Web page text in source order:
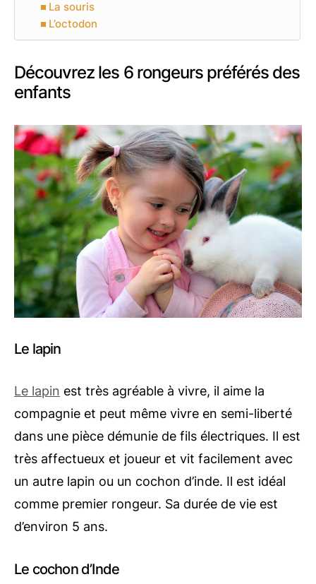
La souris
L’octodon
Découvrez les 6 rongeurs préférés des
enfants
Le lapin
Le lapin est très agréable à vivre, il aime la
compagnie et peut même vivre en semi-liberté
dans une pièce démunie de fils électriques. Il est
très affectueux et joueur et vit facilement avec
un autre lapin ou un cochon d’inde. Il est idéal
comme premier rongeur. Sa durée de vie est
d’environ 5 ans.
Le cochon d’Inde